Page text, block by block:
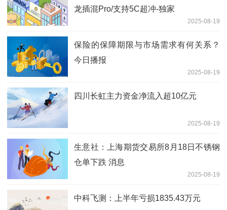
龙插混Pro/支持5C超冲-独家
2025-08-19
保险的保障期限与市场需求有何关系？
今日播报
2025-08-19
四川长虹主力资金净流入超10亿元
2025-08-19
生意社：上海期货交易所8月18日不锈钢
仓单下跌 消息
2025-08-19
中科飞测：上半年亏损1835.43万元